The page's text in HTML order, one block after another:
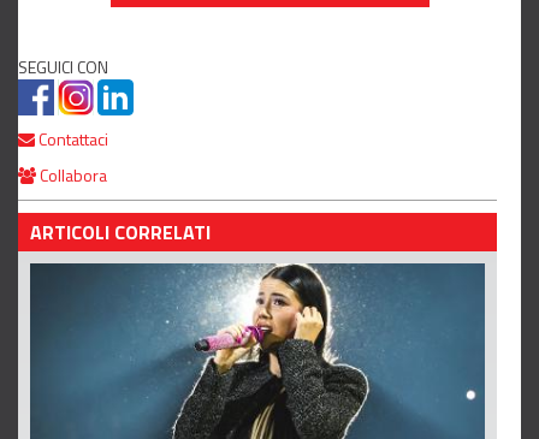
SEGUICI CON
Contattaci
Collabora
ARTICOLI CORRELATI